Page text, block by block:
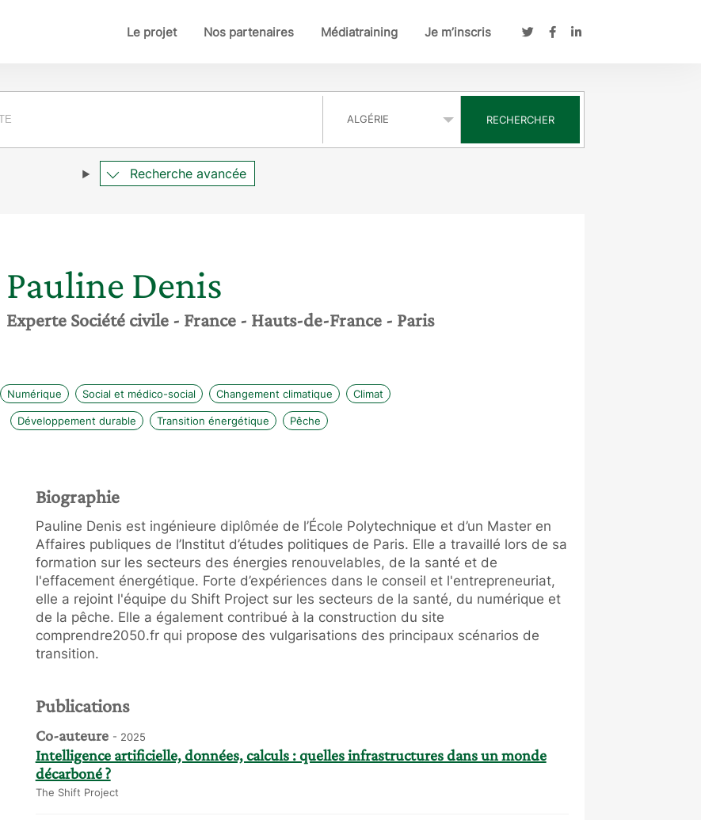
Le projet Nos partenaires Médiatraining Je m’inscris
RECHERCHER
Recherche avancée
Pauline Denis
Experte Société civile - France - Hauts-de-France - Paris
Numérique Social et médico-social Changement climatique Climat
Développement durable Transition énergétique Pêche
Biographie
Pauline Denis est ingénieure diplômée de l’École Polytechnique et d’un Master en
Affaires publiques de l’Institut d’études politiques de Paris. Elle a travaillé lors de sa
formation sur les secteurs des énergies renouvelables, de la santé et de
l'effacement énergétique. Forte d’expériences dans le conseil et l'entrepreneuriat,
elle a rejoint l'équipe du Shift Project sur les secteurs de la santé, du numérique et
de la pêche. Elle a également contribué à la construction du site
comprendre2050.fr qui propose des vulgarisations des principaux scénarios de
transition.
Publications
Co-auteure - 2025
Intelligence artificielle, données, calculs : quelles infrastructures dans un monde
décarboné ?
The Shift Project